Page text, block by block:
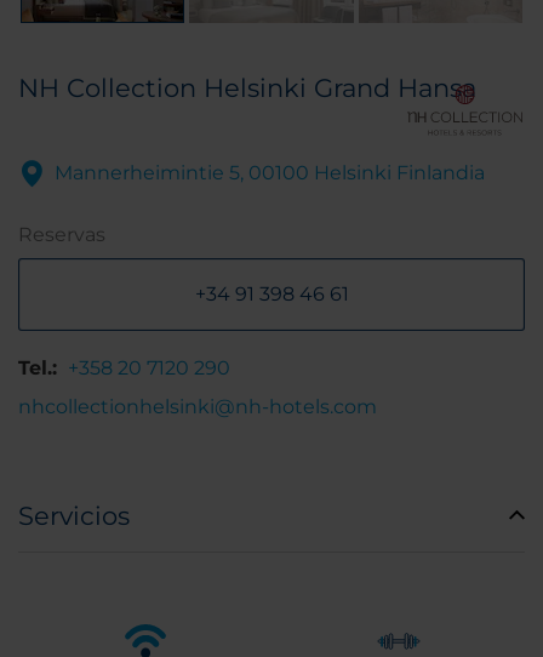
NH Collection Helsinki Grand Hansa
Mannerheimintie 5, 00100 Helsinki Finlandia
Reservas
+34 91 398 46 61
Tel.: +358 20 7120 290
nhcollectionhelsinki@nh-hotels.com
Servicios